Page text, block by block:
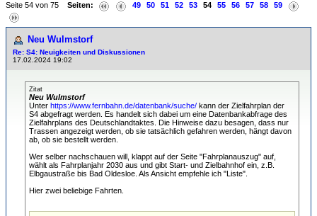
Seite 54 von 75 Seiten: 49 50 51 52 53 54 55 56 57 58 59
Neu Wulmstorf
Re: S4: Neuigkeiten und Diskussionen
17.02.2024 19:02
Zitat
Neu Wulmstorf
Unter https://www.fernbahn.de/datenbank/suche/ kann der Zielfahrplan der
S4 abgefragt werden. Es handelt sich dabei um eine Datenbankabfrage des
Zielfahrplans des Deutschlandtaktes. Die Hinweise dazu besagen, dass nur
Trassen angezeigt werden, ob sie tatsächlich gefahren werden, hängt davon
ab, ob sie bestellt werden.
Wer selber nachschauen will, klappt auf der Seite "Fahrplanauszug" auf,
wählt als Fahrplanjahr 2030 aus und gibt Start- und Zielbahnhof ein, z.B.
Elbgaustraße bis Bad Oldesloe. Als Ansicht empfehle ich "Liste".
Hier zwei beliebige Fahrten.